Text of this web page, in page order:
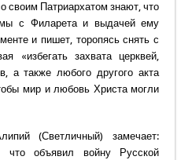
своим Патриархатом знают, что
с Филарета и выдачей ему
и пишет, торопясь снять с
«избегать захвата церквей,
а также любого другого акта
мир и любовь Христа могли
(Светличный) замечает:
что объявил войну Русской